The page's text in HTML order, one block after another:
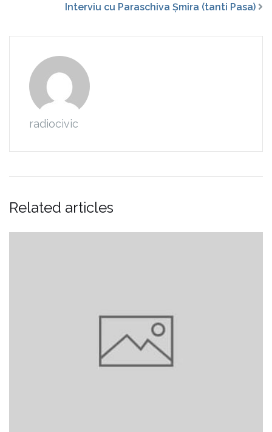
Interviu cu Paraschiva Șmira (tanti Pasa)
radiocivic
Related articles